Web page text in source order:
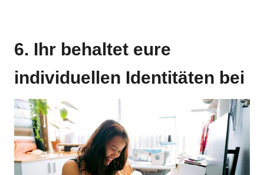
6. Ihr behaltet eure
individuellen Identitäten bei